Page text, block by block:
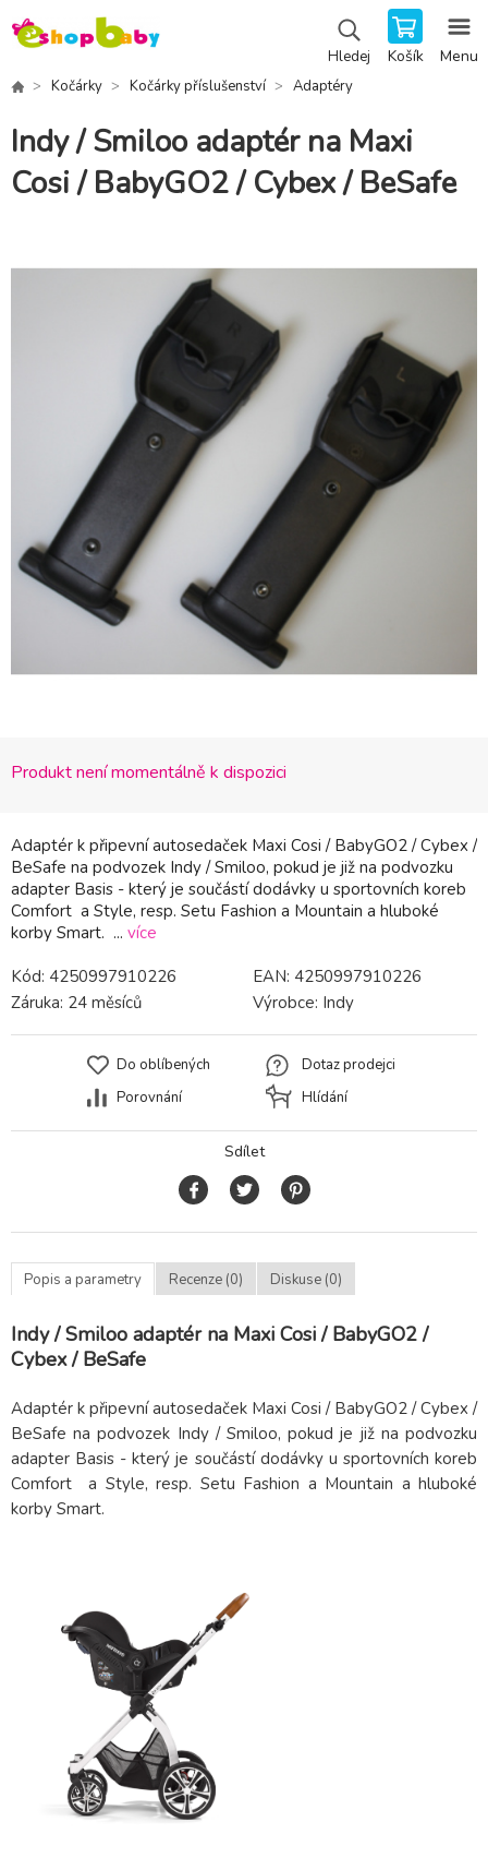
Hledej Košík Menu
Kočárky Kočárky příslušenství Adaptéry
Indy / Smiloo adaptér na Maxi
Cosi / BabyGO2 / Cybex / BeSafe
Adaptér k připevní autosedaček Maxi Cosi / BabyGO2 / Cybex /
BeSafe na podvozek Indy / Smiloo, pokud je již na podvozku
adapter Basis - který je součástí dodávky u sportovních koreb
Comfort a Style, resp. Setu Fashion a Mountain a hluboké
korby Smart. ... více
Produkt není momentálně k dispozici
Kód: 4250997910226 EAN: 4250997910226
Záruka: 24 měsíců Výrobce: Indy
Do oblíbených
Porovnání
Dotaz prodejci
Hlídání
Sdílet
Popis a parametry Recenze (0) Diskuse (0)
Indy / Smiloo adaptér na Maxi Cosi / BabyGO2 /
Cybex / BeSafe
Adaptér k připevní autosedaček Maxi Cosi / BabyGO2 / Cybex /
BeSafe na podvozek Indy / Smiloo, pokud je již na podvozku
adapter Basis - který je součástí dodávky u sportovních koreb
Comfort a Style, resp. Setu Fashion a Mountain a hluboké
korby Smart.